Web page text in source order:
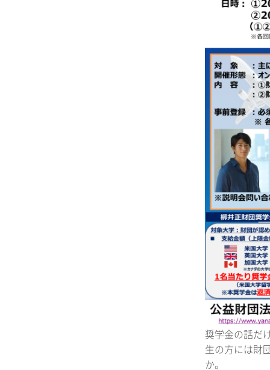
奨学金の話だ
生の方には財
か。